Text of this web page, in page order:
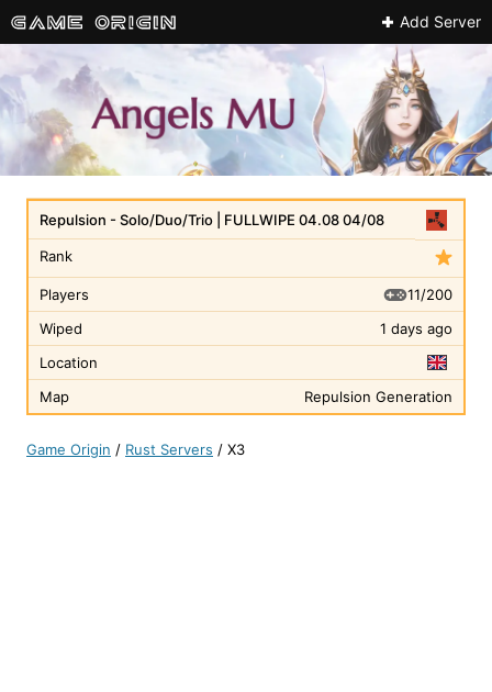
Add Server
Rank
Repulsion - Solo/Duo/Trio | FULLWIPE 04.08 04/08
Players
11/200
Wiped
1 days ago
Location
Map
Repulsion Generation
Game Origin / Rust Servers / X3